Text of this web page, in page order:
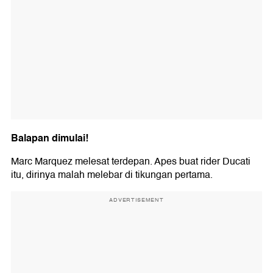
Balapan dimulai!
Marc Marquez melesat terdepan. Apes buat rider Ducati
itu, dirinya malah melebar di tikungan pertama.
ADVERTISEMENT